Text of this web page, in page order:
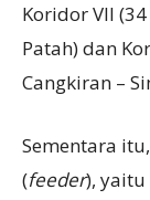
Koridor VII
Patah) dan
Cangkiran –
Sementara
(feeder),